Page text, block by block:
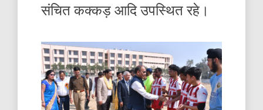
संचित कक्कड़ आदि उपस्थित रहे।